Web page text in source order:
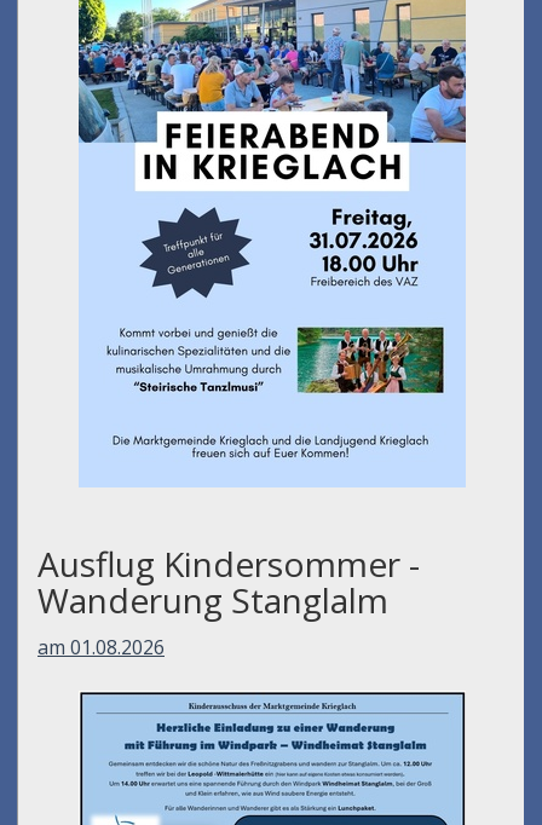
Ausflug Kindersommer -
Wanderung Stanglalm
am 01.08.2026